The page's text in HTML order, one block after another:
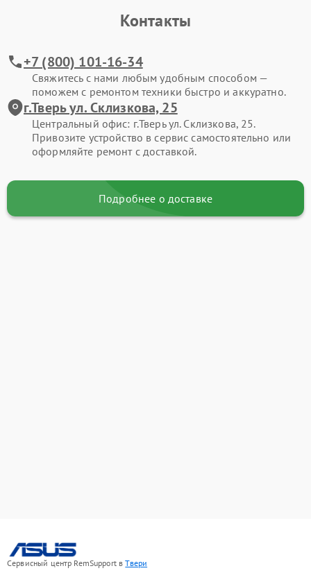
Контакты
+7 (800) 101-16-34
Свяжитесь с нами любым удобным способом —
поможем с ремонтом техники быстро и аккуратно.
г.Тверь ул. Склизкова, 25
Центральный офис: г.Тверь ул. Склизкова, 25.
Привозите устройство в сервис самостоятельно или
оформляйте ремонт с доставкой.
Подробнее о доставке
Сервисный центр RemSupport вТвери